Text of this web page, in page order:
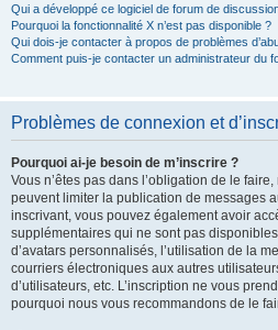
Qui a développé ce logiciel de forum de
Pourquoi la fonctionnalité X n’est pas disponible ?
Qui dois-je contacter à propos de problèmes
Comment puis-je contacter un administrateur du
Problèmes de connexion et
Pourquoi ai-je besoin de m’inscrire ?
Vous n’êtes pas dans l’obligation de le
peuvent limiter la publication de messages
inscrivant, vous pouvez également avoir
supplémentaires qui ne sont pas
d’avatars personnalisés, l’utilisation de la
courriers électroniques aux autres
d’utilisateurs, etc. L’inscription ne vous
pourquoi nous vous recommandons de le